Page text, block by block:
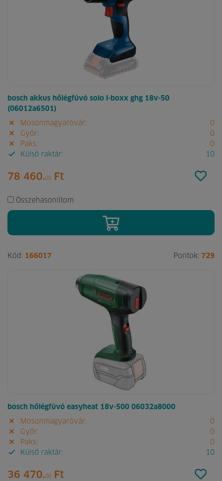
bosch akkus hőlégfúvó solo l-boxx ghg 18v-50
(06012a6501)
Mosonmagyaróvár:
0
Győr:
0
Paks:
0
Külső raktár:
10
78 460.00 Ft
Összehasonlítom
Kód: 166017 Pontok: 729
bosch hőlégfúvó easyheat 18v-500 06032a8000
Mosonmagyaróvár:
0
Győr:
0
Paks:
0
Külső raktár:
10
36 470.00 Ft